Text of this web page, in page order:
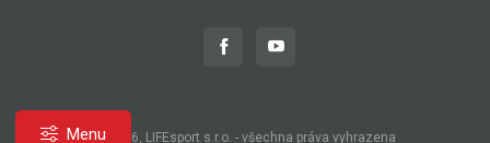
Menu© 2026, LIFEsport s.r.o. - všechna práva vyhrazena